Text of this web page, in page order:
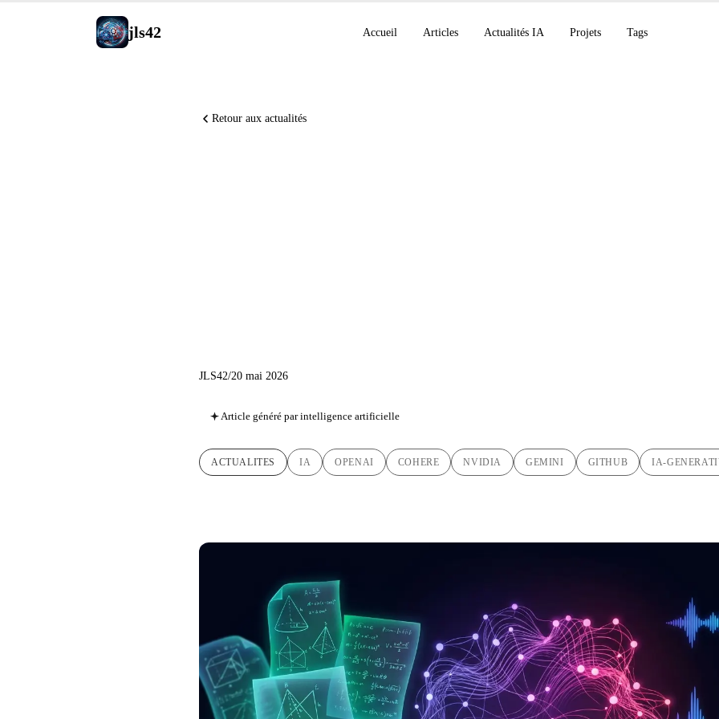
jls42 Accueil Articles Actualités IA Projets Tags
Retour aux actualités
JLS42/20 mai 2026
Article généré par intelligence artificielle
ACTUALITES IA OPENAI COHERE NVIDIA GEMINI GITHUB IA-